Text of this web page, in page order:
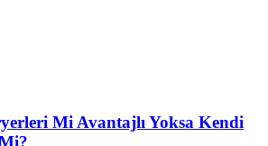
Mi Avantajlı Yoksa Kendi